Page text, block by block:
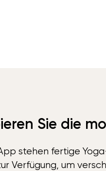
Sie die
stehen fertige
Verfügung, um